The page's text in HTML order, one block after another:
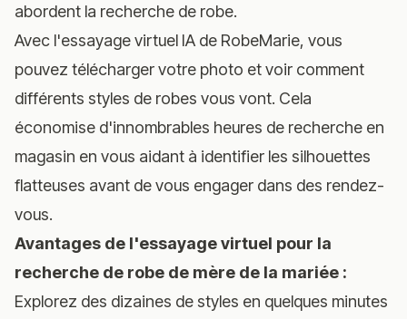
abordent la recherche de robe.
Avec l'essayage virtuel IA de RobeMarie, vous
pouvez télécharger votre photo et voir comment
différents styles de robes vous vont. Cela
économise d'innombrables heures de recherche en
magasin en vous aidant à identifier les silhouettes
flatteuses avant de vous engager dans des rendez-
vous.
Avantages de l'essayage virtuel pour la
recherche de robe de mère de la mariée :
Explorez des dizaines de styles en quelques minutes